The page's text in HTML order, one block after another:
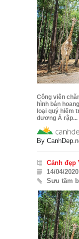
Công viên
hình bán
loại quý hiếm
dương Ả rập...
By
Cảnh đẹp
14/04/
Sưu tầm